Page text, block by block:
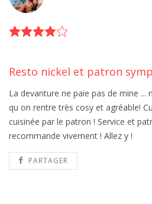
Resto nickel et patron
La devanture ne paie pas de mine ... mais ç est un resto une x
qu on rentre très cosy et agréable!
cuisinée par le patron ! Service et
recommande vivement ! Allez y !
PARTAGER